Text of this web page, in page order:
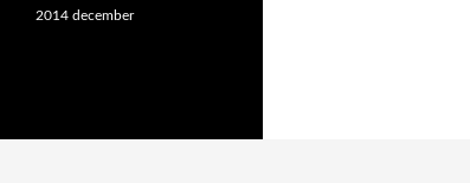
2014 december